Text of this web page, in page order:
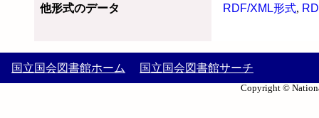
他形式のデータ RDF/XML形式,
国立国会図書館ホーム 国立国会図書館サーチ
Copyright ©